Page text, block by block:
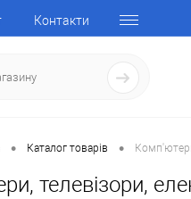
Контакти
• Каталог товарів •
телевізори,